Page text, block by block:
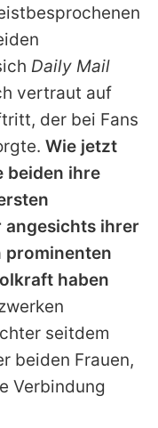
Daily Mail
vertraut auf
der bei Fans
Wie jetzt
beiden ihre
angesichts ihrer
prominenten
haben
seitdem
beiden Frauen,
Verbindung